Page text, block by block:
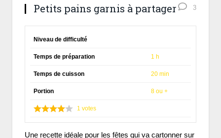
Petits pains garnis à partager 3
Niveau de difficulté
Temps de préparation 1 h
Temps de cuisson 20 min
Portion 8 ou +
1 votes
Une recette idéale pour les fêtes qui va cartonner sur